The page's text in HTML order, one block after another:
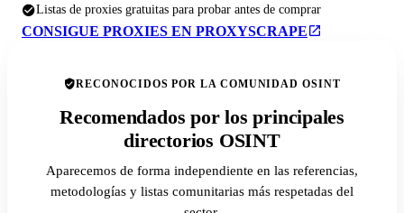
Listas de proxies gratuitas para probar antes de comprar
CONSIGUE PROXIES EN PROXYSCRAPE
RECONOCIDOS POR LA COMUNIDAD OSINT
Recomendados por los principales
directorios OSINT
Aparecemos de forma independiente en las referencias,
metodologías y listas comunitarias más respetadas del